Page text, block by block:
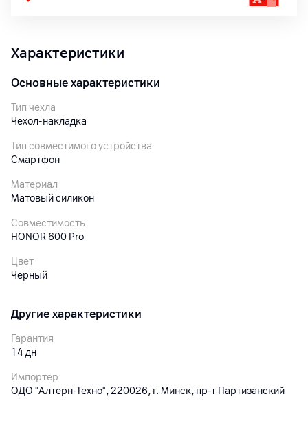
Характеристики
Основные характеристики
Тип чехла
Чехол-накладка
Тип совместимого устройства
Смартфон
Материал
Матовый силикон
Совместимость
HONOR 600 Pro
Цвет
Черный
Другие характеристики
Гарантия
14дн
Импортер
ОДО "Алтерн-Техно", 220026, г. Минск, пр-т Партизанский